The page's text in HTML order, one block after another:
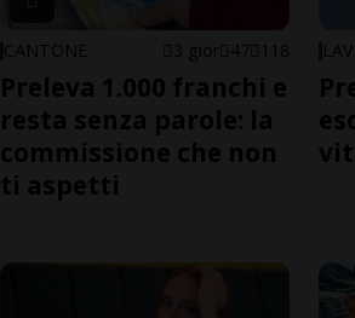
CANTONE 3 gior 47 118
Preleva 1.000 franchi e
resta senza parole: la
commissione che non
ti aspetti